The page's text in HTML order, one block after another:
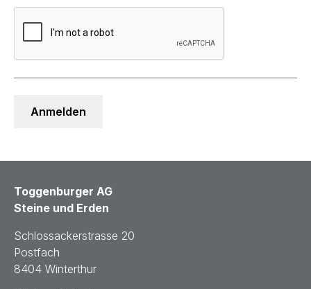
Toggenburger AG
Steine und Erden
Schlossackerstrasse 20
Postfach
8404 Winterthur